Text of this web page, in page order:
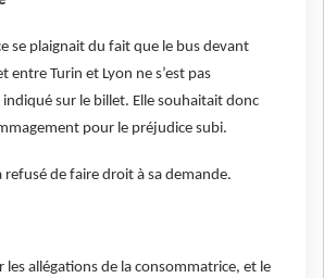
se plaignait du fait que le bus devant
entre Turin et Lyon ne s’est pas
indiqué sur le billet. Elle souhaitait donc
pour le préjudice subi.
refusé de faire droit à sa demande.
allégations de la consommatrice, et le